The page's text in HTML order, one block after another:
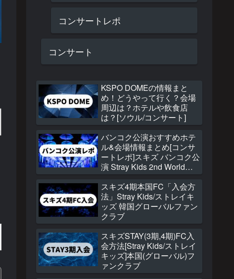
コンサートレポ
コンサート
KSPO DOMEの情報まと
め！どうやって行く？会場
周辺は？ホテルや飲食店
は？[ソウル/コンサート]
バンコク公演おすすめホテ
ル&会場情報まとめ[コンサ
ートレポ]スキズ バンコク公
演 Stray Kids 2nd World
Tour “MANIAC”
スキズ4期本国FC「入会方
法」Stray Kids/ストレイキ
ッズ 韓国グローバルファン
クラブ
スキズSTAY(3期,4期)FC入
会方法[Stray Kids/ストレイ
キッズ]本国(グローバル)フ
ァンクラブ